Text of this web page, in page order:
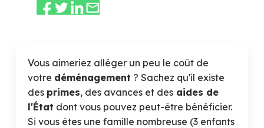
Vous aimeriez alléger un peu le coût de
votre déménagement ? Sachez qu'il existe
des primes, des avances et desaides de
l'État dont vous pouvez peut-être bénéficier.
Si vous êtes une famille nombreuse (3 enfants